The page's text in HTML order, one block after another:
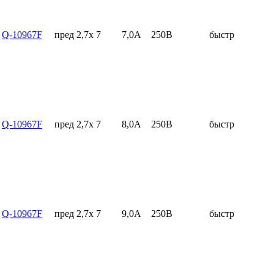
Q-10967F пред 2,7x 7 7,0А 250В быстр
Q-10967F пред 2,7x 7 8,0А 250В быстр
Q-10967F пред 2,7x 7 9,0А 250В быстр